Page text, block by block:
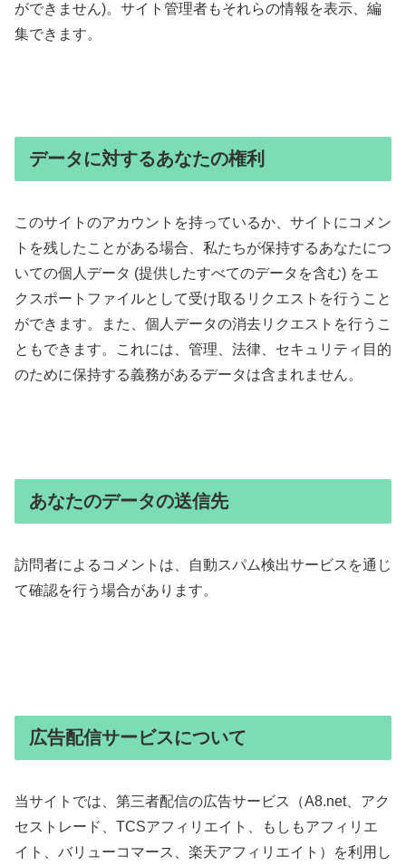
ができません)。サイト管理者もそれらの情報を表示、編
集できます。
データに対するあなたの権利
このサイトのアカウントを持っているか、サイトにコメン
トを残したことがある場合、私たちが保持するあなたにつ
いての個人データ (提供したすべてのデータを含む) をエ
クスポートファイルとして受け取るリクエストを行うこと
ができます。また、個人データの消去リクエストを行うこ
ともできます。これには、管理、法律、セキュリティ目的
のために保持する義務があるデータは含まれません。
あなたのデータの送信先
訪問者によるコメントは、自動スパム検出サービスを通じ
て確認を行う場合があります。
広告配信サービスについて
当サイトでは、第三者配信の広告サービス（A8.net、アク
セストレード、TCSアフィリエイト、もしもアフィリエ
イト、バリューコマース、楽天アフィリエイト）を利用し